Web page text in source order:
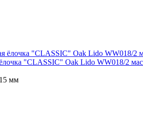
"CLASSIC" Oak Lido WW018/2
мм